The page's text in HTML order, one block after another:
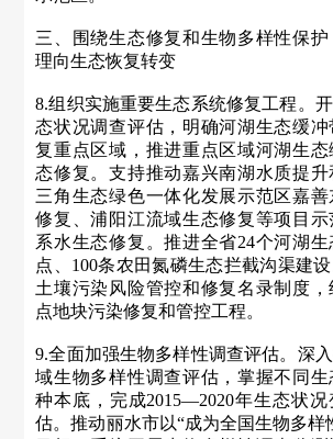
三、围绕生态修复和生物多样性保
理向生态恢复转变
8.组织实施重要生态系统修复工程。
态状况调查评估，明确河湖生态缓
复重点区域，推进重点区域河湖生
态修复。支持推动嘉兴南湖水质提
三角生态绿色一体化发展示范区嘉
修复、浦阳江流域生态修复等项目
系水生态修复。推进全省24个河湖
点、100条农田氮磷生态拦截沟渠建
土壤污染风险管控和修复名录制度
点地块污染修复和管控工程。
9.全面加强生物多样性调查评估。深
域生物多样性调查评估，掌握不同
种本底，完成2015—2020年生态状
估。推动丽水市以“成为全国生物多样